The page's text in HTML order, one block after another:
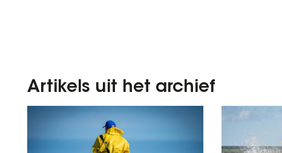
Artikels uit het archief